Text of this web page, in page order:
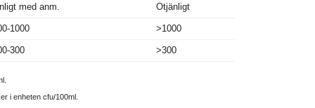
med anm. Otjänligt
1000 >1000
300 >300
i enheten cfu/100ml.